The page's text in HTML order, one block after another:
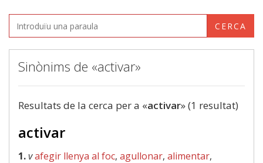
CERCA
Sinònims de «activar»
Resultats de la cerca per a «activar» (1 resultat)
activar
1.vafegir llenya al foc, agullonar, alimentar,